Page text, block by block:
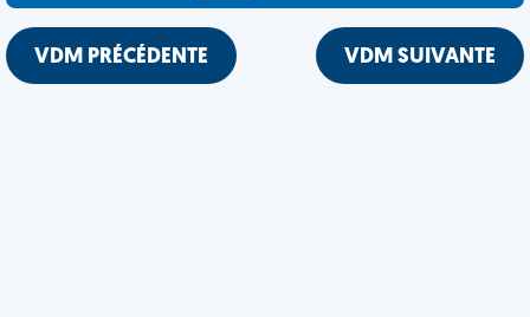
VDM PRÉCÉDENTE VDM SUIVANTE